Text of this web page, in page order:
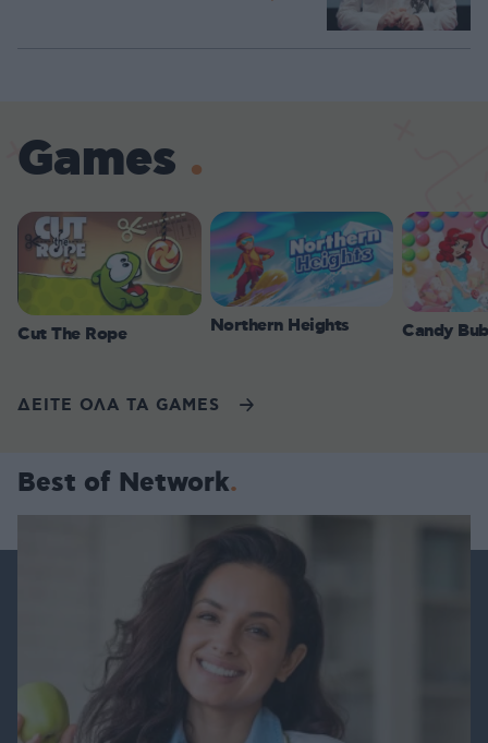
Games
Cut The Rope Northern Heights Candy
ΔΕΙΤΕ ΟΛΑ ΤΑ GAMES
Best of Network